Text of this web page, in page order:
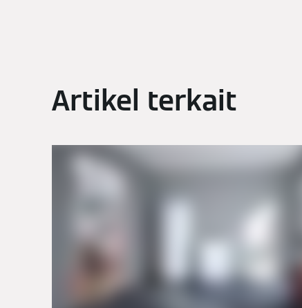
Artikel terkait